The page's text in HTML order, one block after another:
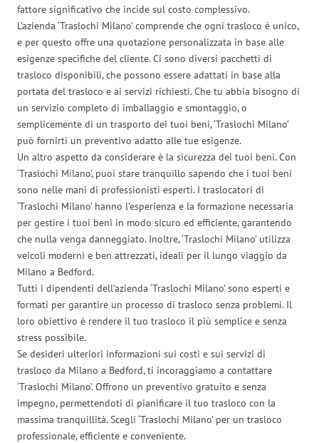
fattore significativo che incide sul costo complessivo.
L’azienda ‘Traslochi Milano’ comprende che ogni trasloco è unico,
e per questo offre una quotazione personalizzata in base alle
esigenze specifiche del cliente. Ci sono diversi pacchetti di
trasloco disponibili, che possono essere adattati in base alla
portata del trasloco e ai servizi richiesti. Che tu abbia bisogno di
un servizio completo di imballaggio e smontaggio, o
semplicemente di un trasporto dei tuoi beni, ‘Traslochi Milano’
può fornirti un preventivo adatto alle tue esigenze.
Un altro aspetto da considerare è la sicurezza dei tuoi beni. Con
‘Traslochi Milano’, puoi stare tranquillo sapendo che i tuoi beni
sono nelle mani di professionisti esperti. I traslocatori di
‘Traslochi Milano’ hanno l’esperienza e la formazione necessaria
per gestire i tuoi beni in modo sicuro ed efficiente, garantendo
che nulla venga danneggiato. Inoltre, ‘Traslochi Milano’ utilizza
veicoli moderni e ben attrezzati, ideali per il lungo viaggio da
Milano a Bedford.
Tutti i dipendenti dell’azienda ‘Traslochi Milano’ sono esperti e
formati per garantire un processo di trasloco senza problemi. Il
loro obiettivo è rendere il tuo trasloco il più semplice e senza
stress possibile.
Se desideri ulteriori informazioni sui costi e sui servizi di
trasloco da Milano a Bedford, ti incoraggiamo a contattare
‘Traslochi Milano’. Offrono un preventivo gratuito e senza
impegno, permettendoti di pianificare il tuo trasloco con la
massima tranquillità. Scegli ‘Traslochi Milano’ per un trasloco
professionale, efficiente e conveniente.